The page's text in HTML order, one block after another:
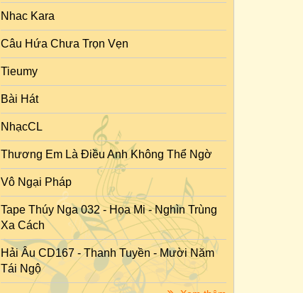
Nhac Kara
Câu Hứa Chưa Trọn Vẹn
Tieumy
Bài Hát
NhạcCL
Thương Em Là Điều Anh Không Thể Ngờ
Vô Ngại Pháp
Tape Thúy Nga 032 - Họa Mi - Nghìn Trùng
Xa Cách
Hải Âu CD167 - Thanh Tuyền - Mười Năm
Tái Ngộ